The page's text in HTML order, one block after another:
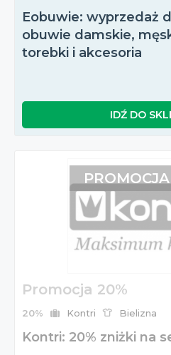
Eobuwie: wyprzedaż
obuwie damskie,
torebki i akcesoria
IDŹ DO
Promocja 20%
20% Kontri Bielizna
Kontri: 20% zniżki na